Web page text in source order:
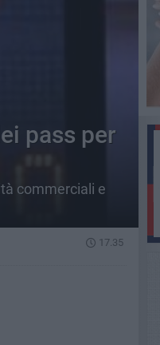
pass per
commerciali e
17.35